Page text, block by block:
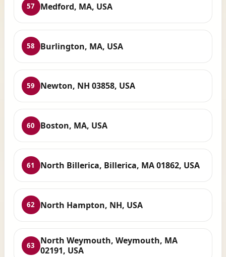
57 Medford, MA, USA
58 Burlington, MA, USA
59 Newton, NH 03858, USA
60 Boston, MA, USA
61 North Billerica, Billerica, MA 01862, USA
62 North Hampton, NH, USA
63
North Weymouth, Weymouth, MA
02191, USA